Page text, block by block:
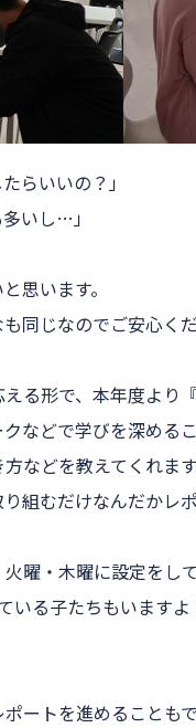
らいいの？」
いし…」
思います。
同じなのでご安心くだ
る形で、本年度より
などで学びを深める
などを教えてくれます
組むだけなんだかレ
曜・木曜に設定をし
いる子たちもいますよ
ートを進めることもで